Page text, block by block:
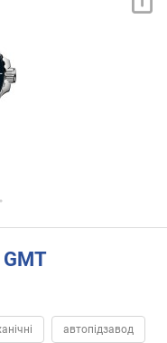
автопідзавод